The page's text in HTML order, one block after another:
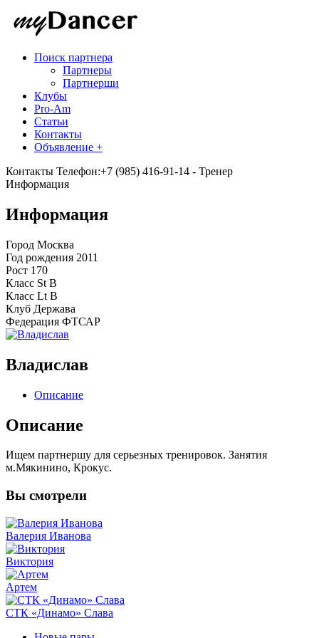
Поиск партнера
Партнеры
Партнерши
Клубы
Pro-Am
Статьи
Контакты
Объявление +
Контакты Телефон:+7 (985) 416-91-14 - Тренер
Информация
Информация
Город Москва
Год рождения 2011
Рост 170
Класс St B
Класс Lt B
Клуб Держава
Федерация ФТСАР
Владислав
Описание
Описание
Ищем партнершу для серьезных тренировок. Занятия
м.Мякинино, Крокус.
Вы смотрели
Валерия Иванова
Виктория
Артем
СТК «Динамо» Слава